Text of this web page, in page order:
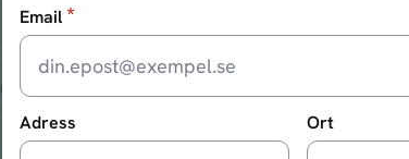
Email*
Adress Ort